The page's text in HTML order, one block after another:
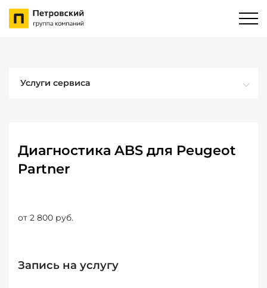
Услуги сервиса
Диагностика ABS для Peugeot
Partner
от 2 800 руб.
Запись на услугу